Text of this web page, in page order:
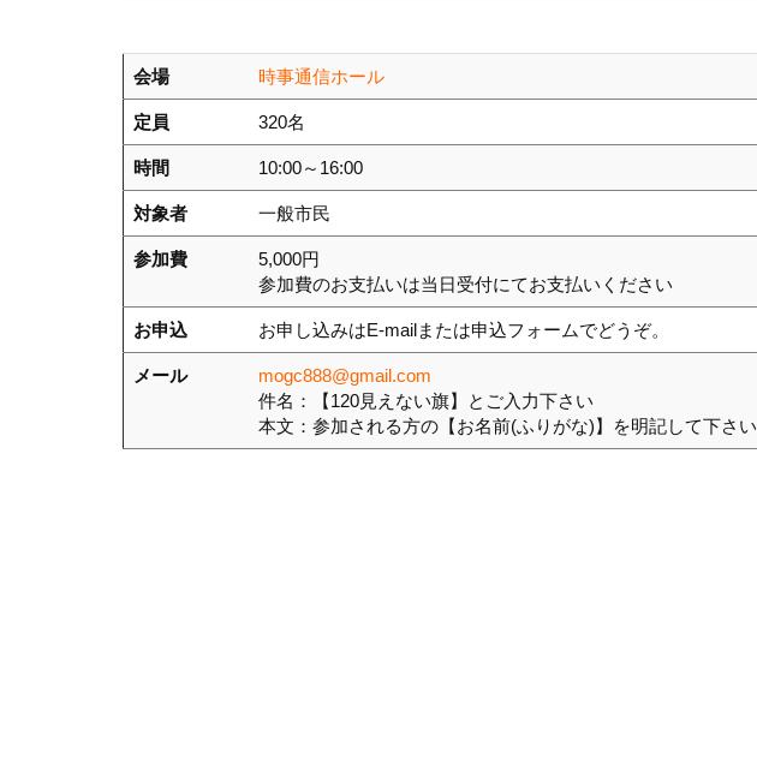
会場 時事通信ホール
定員 320名
時間 10:00～16:00
対象者 一般市民
参加費
5,000円
参加費のお支払いは当日受付にてお支払いください
お申込 お申し込みはE-mailまたは申込フォームでどうぞ。
メール
mogc888@gmail.com
件名：【120見えない旗】とご入力下さい
本文：参加される方の【お名前(ふりがな)】を明記して下さい